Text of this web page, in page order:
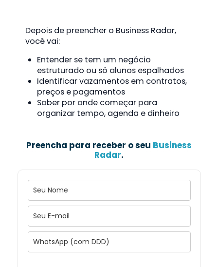
Depois de preencher o Business Radar,
você vai:
Entender se tem um negócio
estruturado ou só alunos espalhados
Identificar vazamentos em contratos,
preços e pagamentos
Saber por onde começar para
organizar tempo, agenda e dinheiro
Preencha para receber o seu Business
Radar.